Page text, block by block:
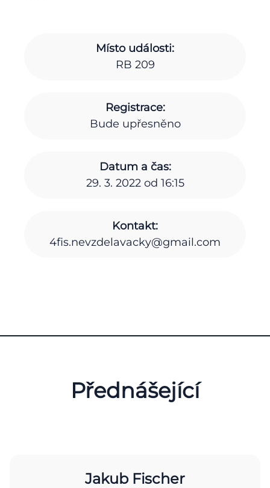
Místo události:
RB 209
Registrace:
Bude upřesněno
Datum a čas:
29. 3. 2022 od 16:15
Kontakt:
4fis.nevzdelavacky@gmail.com
Přednášející
Jakub Fischer